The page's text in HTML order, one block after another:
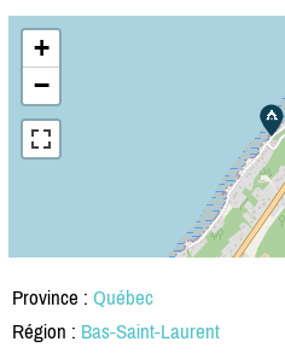
+
−
Province : Québec
Région : Bas-Saint-Laurent